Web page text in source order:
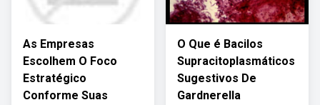
As Empresas
Escolhem O Foco
Estratégico
Conforme Suas
O Que é Bacilos
Supracitoplasmáticos
Sugestivos De
Gardnerella